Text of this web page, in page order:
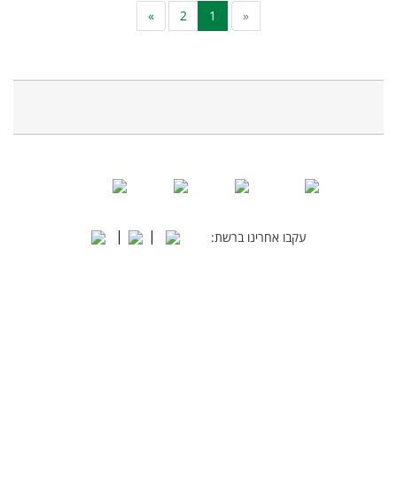
«
1
2
»
עקבו אחרינו ברשת: